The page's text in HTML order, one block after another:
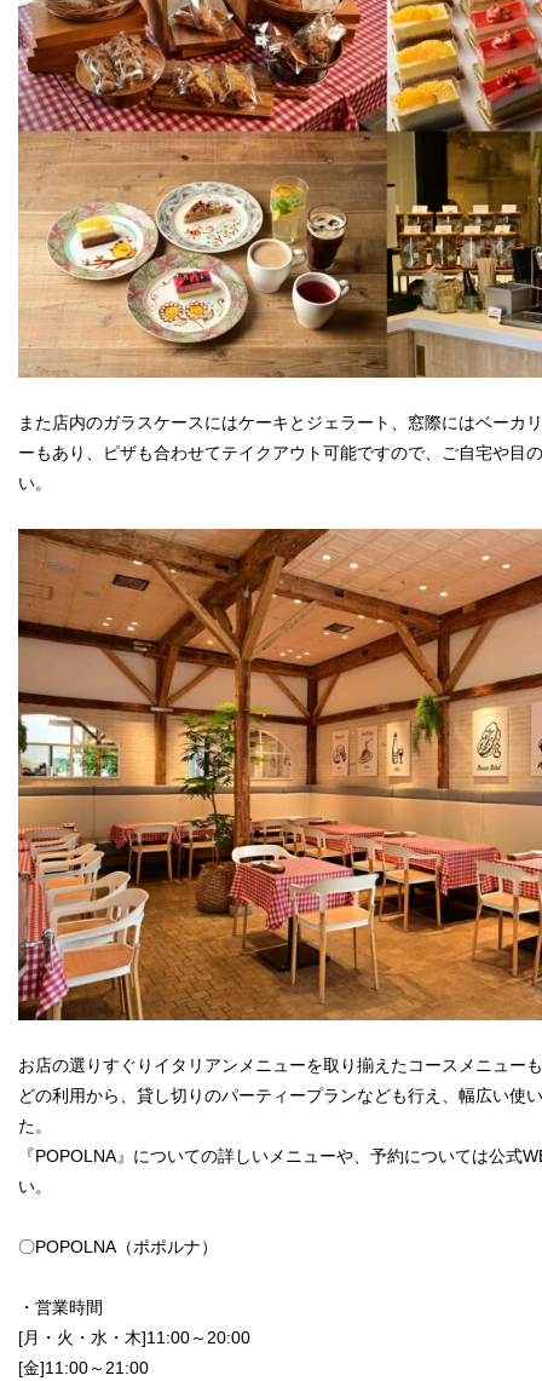
また店内のガラスケースにはケーキとジェラート、窓際にはベーカ
ーもあり、ピザも合わせてテイクアウト可能ですので、ご自宅や目
い。
お店の選りすぐりイタリアンメニューを取り揃えたコースメニュー
どの利用から、貸し切りのパーティープランなども行え、幅広い使
た。
『POPOLNA』についての詳しいメニューや、予約については公式
い。
〇POPOLNA（ポポルナ）
・営業時間
[月・火・水・木]11:00～20:00
[金]11:00～21:00